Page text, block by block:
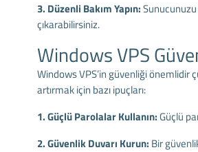
3. Düzenli Bakım Yapın:Sunucunuzu
çıkarabilirsiniz.
Windows VPS
Windows VPS’in güvenliği önemlidir
artırmak için bazı ipuçları:
1. Güçlü Parolalar Kullanın:Güçlü
2. Güvenlik Duvarı Kurun: Bir